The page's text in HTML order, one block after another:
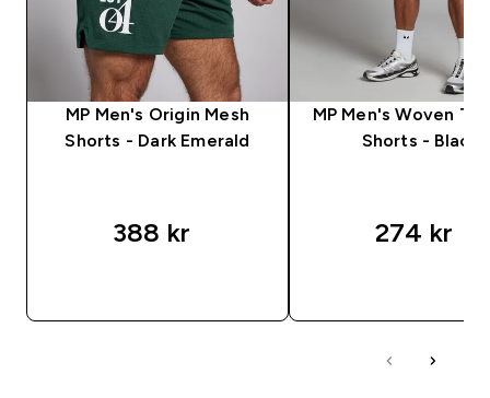
MP Men's Origin Mesh
Shorts - Dark Emerald
388 kr‎
MP Men's Woven
Shorts - Black
274 kr‎